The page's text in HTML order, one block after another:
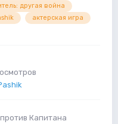
другая война
актерская игра
Капитана